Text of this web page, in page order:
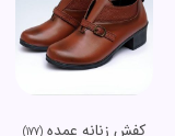
کفش زنانه عمده (177)